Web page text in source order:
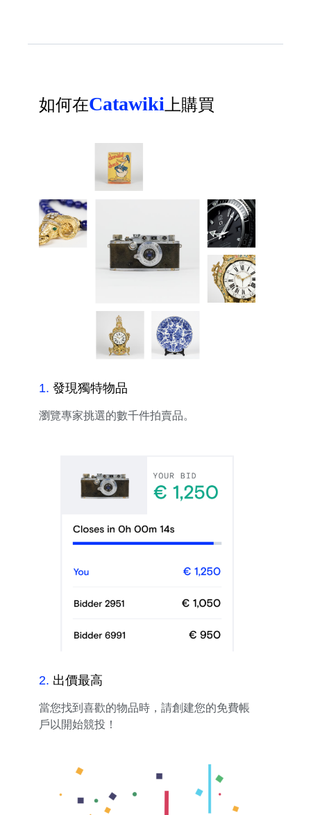
如何在Catawiki 上購買
1. 發現獨特物品
瀏覽專家挑選的數千件拍賣品。
2. 出價最高
當您找到喜歡的物品時，請創建您的免費帳
戶以開始競投！